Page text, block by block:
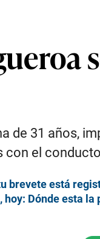
31 años,
el
brevete está
Dónde esta